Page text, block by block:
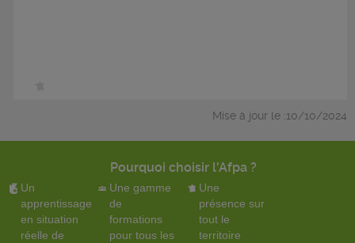
Mise à jour le :10/10/2024
Pourquoi choisir l'Afpa ?
Un
apprentissage
en situation
réelle de
Une gamme
de
formations
pour tous les
Une
présence sur
tout le
territoire